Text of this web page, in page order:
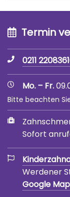
Termin
0211
Mo. – Fr.
Bitte beachten
Sofort
Werdener
Google